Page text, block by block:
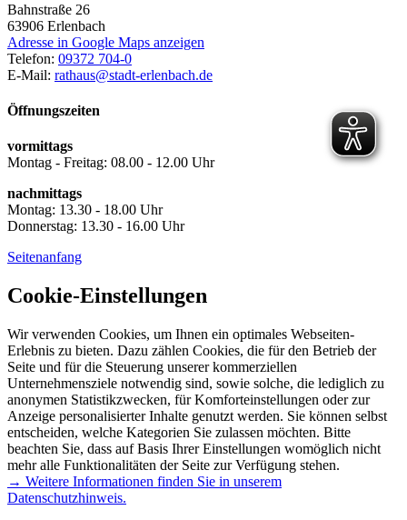
Bahnstraße 26
63906 Erlenbach
Adresse in Google Maps anzeigen
Telefon: 09372 704-0
E-Mail: rathaus@stadt-erlenbach.de
Öffnungszeiten
vormittags
Montag - Freitag: 08.00 - 12.00 Uhr
nachmittags
Montag: 13.30 - 18.00 Uhr
Donnerstag: 13.30 - 16.00 Uhr
Seitenanfang
Cookie-Einstellungen
Wir verwenden Cookies, um Ihnen ein optimales Webseiten-
Erlebnis zu bieten. Dazu zählen Cookies, die für den Betrieb der
Seite und für die Steuerung unserer kommerziellen
Unternehmensziele notwendig sind, sowie solche, die lediglich zu
anonymen Statistikzwecken, für Komforteinstellungen oder zur
Anzeige personalisierter Inhalte genutzt werden. Sie können selbst
entscheiden, welche Kategorien Sie zulassen möchten. Bitte
beachten Sie, dass auf Basis Ihrer Einstellungen womöglich nicht
mehr alle Funktionalitäten der Seite zur Verfügung stehen.
→ Weitere Informationen finden Sie in unserem
Datenschutzhinweis.